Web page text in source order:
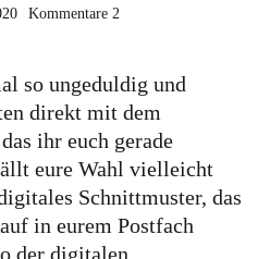
und Good
Kommentare 2
so ungeduldig und
direkt mit dem
ihr euch gerade
eure Wahl vielleicht
Schnittmuster, das
in eurem Postfach
der digitalen